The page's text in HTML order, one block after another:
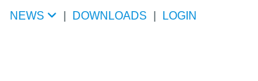
NEWS DOWNLOADS LOGIN